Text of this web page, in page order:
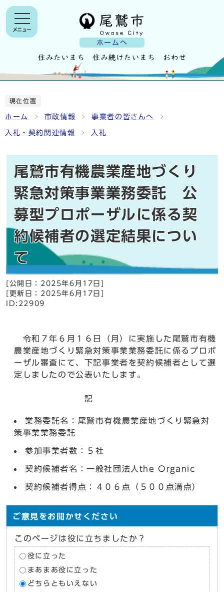
ホームへ
メニュー
現在位置
ホーム 市政情報 事業者の皆さんへ
入札・契約関連情報 入札
尾鷲市有機農業産地づくり
緊急対策事業業務委託 公
募型プロポーザルに係る契
約候補者の選定結果につい
て
[公開日： 2025年6月17日
[更新日： 2025年6月17日
ID:22909
令和７年６月１６日（月）に実施した尾鷲市有機
農業産地づくり緊急対策事業業務委託に係るプロポ
ーザル審査にて、下記事業者を契約候補者として選
定しましたので公表いたします。
記
業務委託名：尾鷲市有機農業産地づくり緊急対
策事業業務委託
参加事業者数：５社
契約候補者名：一般社団法人the Organic
契約候補者得点：４０６点（５００点満点）
ご意見をお聞かせください
このページは役に立ちましたか？
役に立った
まあまあ役に立った
どちらともいえない